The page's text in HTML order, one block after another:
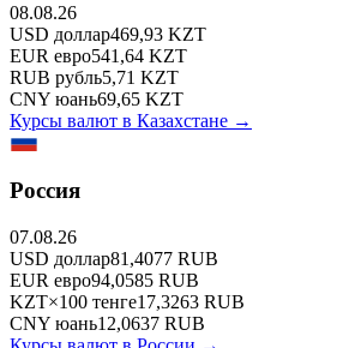
08.08.26
USD доллар469,93 KZT
EUR евро541,64 KZT
RUB рубль5,71 KZT
CNY юань69,65 KZT
Курсы валют в Казахстане →
Россия
07.08.26
USD доллар81,4077 RUB
EUR евро94,0585 RUB
KZT×100 тенге17,3263 RUB
CNY юань12,0637 RUB